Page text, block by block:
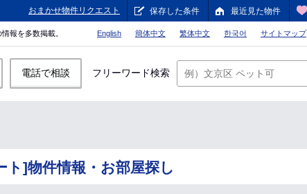
おまかせ物件リクエスト 保存した条件 最近見た物件
報を多数掲載。 English 簡体中文 繁体中文 한국어 サイトマップ
電話で相談 フリーワード検索
]物件情報・お部屋探し